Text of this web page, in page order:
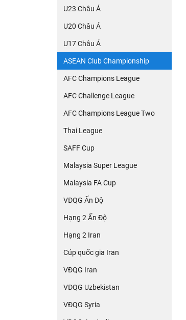
U23 Châu Á
U20 Châu Á
U17 Châu Á
ASEAN Club Championship
AFC Champions League
AFC Challenge League
AFC Champions League Two
Thai League
SAFF Cup
Malaysia Super League
Malaysia FA Cup
VĐQG Ấn Độ
Hạng 2 Ấn Độ
Hạng 2 Iran
Cúp quốc gia Iran
VĐQG Iran
VĐQG Uzbekistan
VĐQG Syria